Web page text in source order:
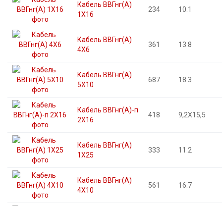
Контактная
Кабель ВВГнг(А)
1X16
234 10.1
Кабель ВВГнг(А)
4X6
361 13.8
Кабель ВВГнг(А)
5X10
687 18.3
Кабель ВВГнг(А)-п
2X16
418 9,2X15,5
Кабель ВВГнг(А)
1X25
333 11.2
Кабель ВВГнг(А)
4X10
561 16.7